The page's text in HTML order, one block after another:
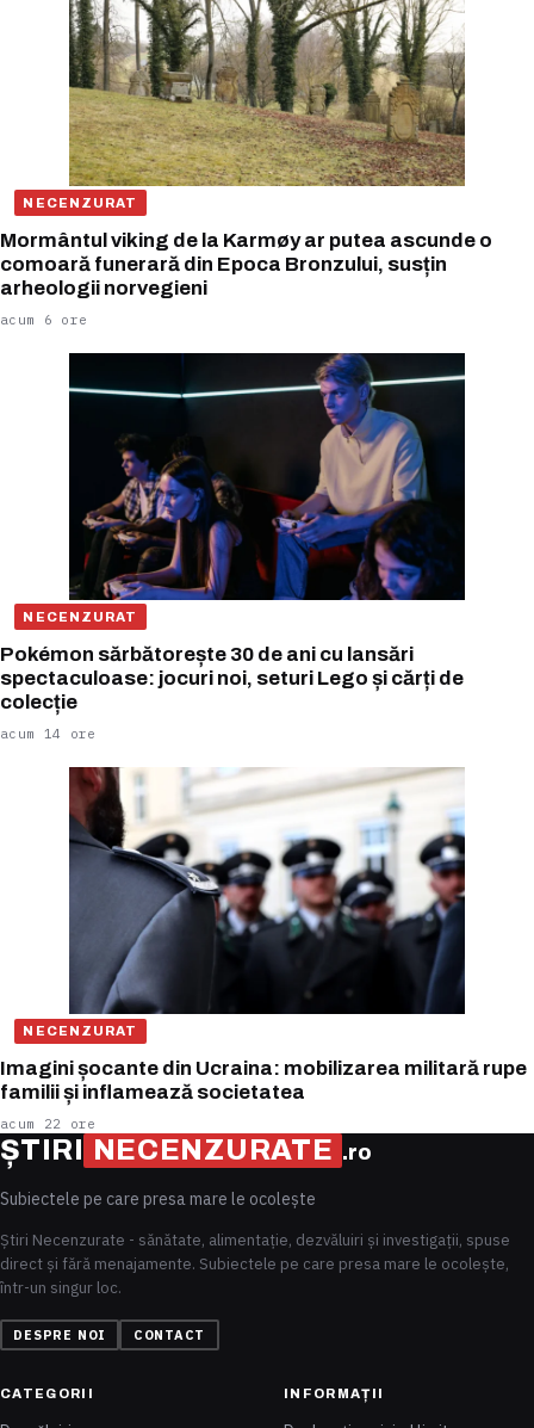
NECENZURAT
Mormântul viking de la Karmøy ar putea ascunde o
comoară funerară din Epoca Bronzului, susțin
arheologii norvegieni
acum 6 ore
NECENZURAT
Pokémon sărbătorește 30 de ani cu lansări
spectaculoase: jocuri noi, seturi Lego și cărți de
colecție
acum 14 ore
NECENZURAT
Imagini șocante din Ucraina: mobilizarea militară rupe
familii și inflamează societatea
acum 22 ore
ȘTIRI NECENZURATE .ro
Subiectele pe care presa mare le ocolește
Știri Necenzurate - sănătate, alimentație, dezvăluiri și investigații, spuse
direct și fără menajamente. Subiectele pe care presa mare le ocolește,
într-un singur loc.
DESPRE NOI CONTACT
CATEGORII INFORMAȚII